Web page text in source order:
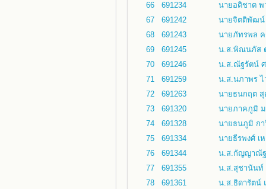
66
691234
นายอติชาต พ
67
691242
นายจิตติพัฒน์
68
691243
นายภัทรพล
69
691245
น.ส.พิณนภัส
70
691246
น.ส.ณัฐรัตน์ ศ
71
691259
น.ส.นภาพร
72
691263
นายธนกฤต สุ
73
691320
นายภาคภูมิ
74
691328
นายธนภูมิ ก
75
691334
นายธีรพงศ์ เ
76
691344
น.ส.กัญญาณัฐ
77
691355
น.ส.สุชานันท์
78
691361
น.ส.ธิดารัตน์